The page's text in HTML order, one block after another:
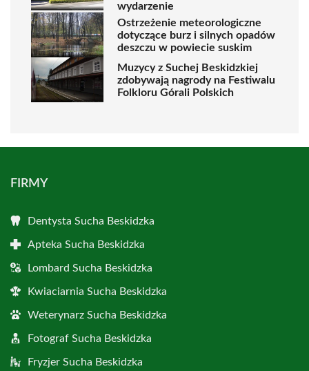
wydarzenie
Ostrzeżenie meteorologiczne
dotyczące burz i silnych opadów
deszczu w powiecie suskim
Muzycy z Suchej Beskidzkiej
zdobywają nagrody na Festiwalu
Folkloru Górali Polskich
FIRMY
Dentysta Sucha Beskidzka
Apteka Sucha Beskidzka
Lombard Sucha Beskidzka
Kwiaciarnia Sucha Beskidzka
Weterynarz Sucha Beskidzka
Fotograf Sucha Beskidzka
Fryzjer Sucha Beskidzka